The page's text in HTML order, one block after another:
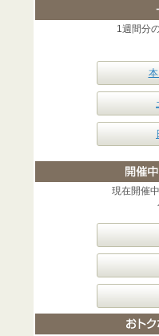
1週間分
現在開催